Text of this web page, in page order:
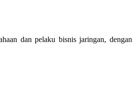
dan pelaku bisnis jaringan, dengan